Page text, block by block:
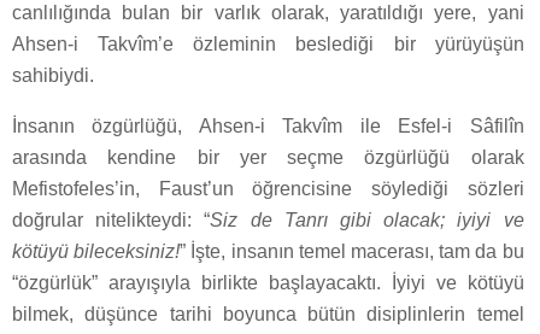
canlılığında bulan bir varlık olarak, yaratıldığı yere, yani
Ahsen-i Takvîm’e özleminin beslediği bir yürüyüşün
sahibiydi.
İnsanın özgürlüğü, Ahsen-i Takvîm ile Esfel-i Sâfilîn
arasında kendine bir yer seçme özgürlüğü olarak
Mefistofeles’in, Faust’un öğrencisine söylediği sözleri
doğrular nitelikteydi: “Siz de Tanrı gibi olacak; iyiyi ve
kötüyü bileceksiniz!” İşte, insanın temel macerası, tam da bu
“özgürlük” arayışıyla birlikte başlayacaktı. İyiyi ve kötüyü
bilmek, düşünce tarihi boyunca bütün disiplinlerin temel